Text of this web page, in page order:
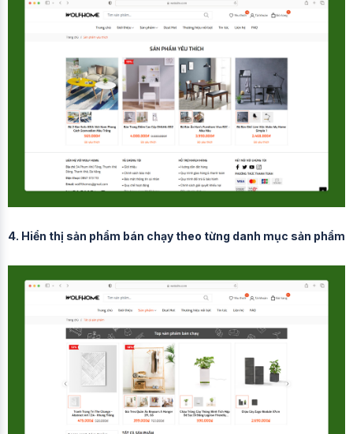
4. Hiển thị sản phẩm bán chạy theo từng danh mục sản phẩm